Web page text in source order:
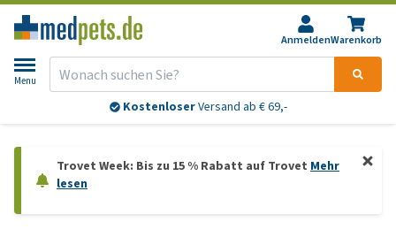
AnmeldenWarenkorb
Menu
KostenloserVersand ab € 69,-
Trovet Week: Bis zu 15 % Rabatt auf Trovet Mehr
lesen